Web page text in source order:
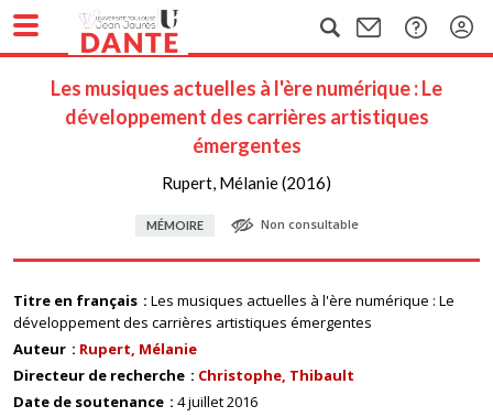
Les musiques actuelles à l'ère numérique : Le
développement des carrières artistiques
émergentes
Rupert, Mélanie (2016)
MÉMOIRE Non consultable
Titre en français
Les musiques actuelles à l'ère numérique : Le
développement des carrières artistiques émergentes
Auteur
Rupert, Mélanie
Directeur de recherche
Christophe, Thibault
Date de soutenance
4 juillet 2016